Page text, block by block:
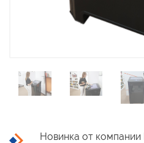
Новинка от